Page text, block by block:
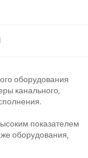
оборудования
канального,
показателем
оборудования,